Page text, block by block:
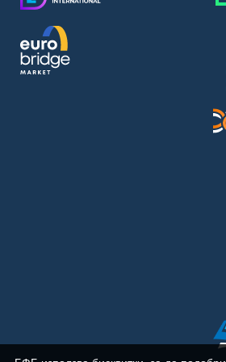
BASF SE (BAS)
Bayer AG (BAYN)
Bayerische Motoren Werke AG (BMW)
BE Semiconductor Industries N.V. (BSI)
Capital One Financial Corp. (CFX)